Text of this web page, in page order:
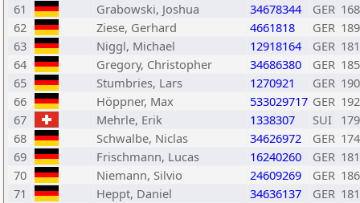
61
Grabowski, Joshua 34678344 GER
62
Ziese, Gerhard 4661818 GER
63
Niggl, Michael 12918164 GER
64
Gregory, Christopher 34686380 GER
65
Stumbries, Lars 1270921 GER
66
Höppner, Max 533029717 GER
67
Mehrle, Erik 1338307 SUI
68
Schwalbe, Niclas 34626972 GER
69
Frischmann, Lucas 16240260 GER
70
Niemann, Silvio 24609269 GER
71
Heppt, Daniel 34636137 GER